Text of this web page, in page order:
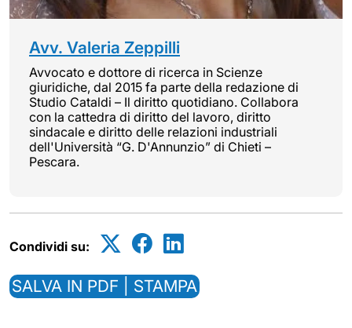
Avv. Valeria Zeppilli
Avvocato e dottore di ricerca in Scienze
giuridiche, dal 2015 fa parte della redazione di
Studio Cataldi – Il diritto quotidiano. Collabora
con la cattedra di diritto del lavoro, diritto
sindacale e diritto delle relazioni industriali
dell'Università “G. D'Annunzio” di Chieti –
Pescara.
Condividi su:
SALVA IN PDF | STAMPA